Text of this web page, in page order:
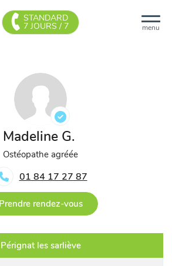
menu
STANDARD
7 JOURS / 7
Madeline G.
Ostéopathe agréée
01 84 17 27 87
Prendre rendez-vous
Pérignat les sarliève